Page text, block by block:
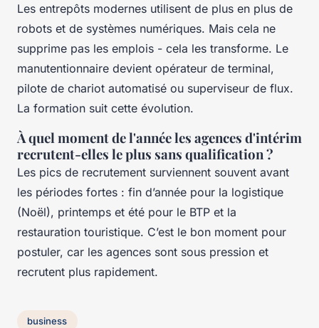
Les entrepôts modernes utilisent de plus en plus de
robots et de systèmes numériques. Mais cela ne
supprime pas les emplois - cela les transforme. Le
manutentionnaire devient opérateur de terminal,
pilote de chariot automatisé ou superviseur de flux.
La formation suit cette évolution.
À quel moment de l'année les agences d'intérim
recrutent-elles le plus sans qualification ?
Les pics de recrutement surviennent souvent avant
les périodes fortes : fin d’année pour la logistique
(Noël), printemps et été pour le BTP et la
restauration touristique. C’est le bon moment pour
postuler, car les agences sont sous pression et
recrutent plus rapidement.
business